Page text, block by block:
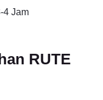
4 Jam
RUTE